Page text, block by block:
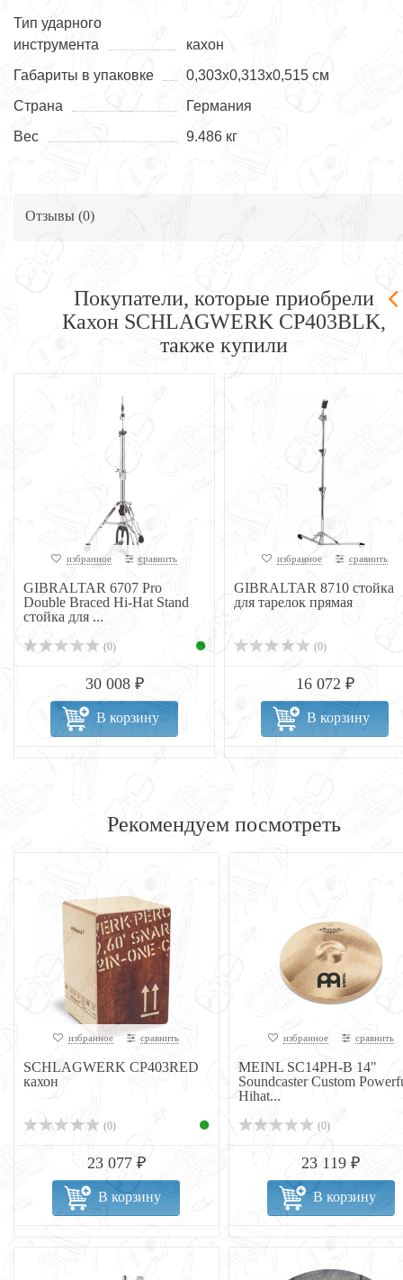
Тип ударного
инструмента
кахон
Габариты в упаковке
0,303х0,313х0,515 см
Страна
Германия
Вес
9.486 кг
Отзывы (0)
Покупатели, которые приобрели
Кахон SCHLAGWERK CP403BLK,
также купили
избранное сравнить
GIBRALTAR 6707 Pro
Double Braced Hi-Hat Stand
стойка для ...
(0)
30 008 ₽
В корзину
избранное сравнить
GIBRALTAR 8710 стойка
для тарелок прямая
(0)
16 072 ₽
В корзину
Рекомендуем посмотреть
избранное сравнить
SCHLAGWERK CP403RED
кахон
(0)
23 077 ₽
В корзину
избранное сравнить
MEINL SC14PH-B 14"
Soundcaster Custom
Hihat...
(0)
23 119 ₽
В корзину